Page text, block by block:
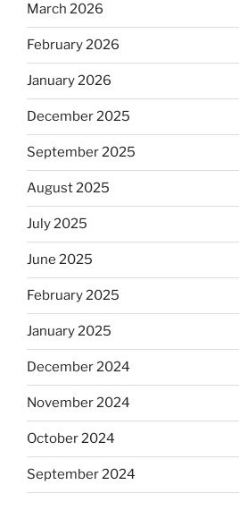
March 2026
February 2026
January 2026
December 2025
September 2025
August 2025
July 2025
June 2025
February 2025
January 2025
December 2024
November 2024
October 2024
September 2024